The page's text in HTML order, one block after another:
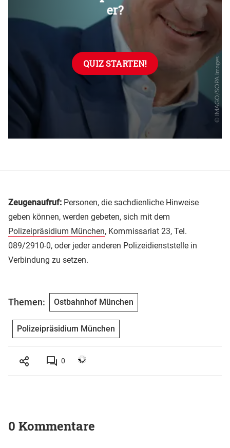
Zeugenaufruf: Personen, die sachdienliche Hinweise
geben können, werden gebeten, sich mit dem
Polizeipräsidium München, Kommissariat 23, Tel.
089/2910-0, oder jeder anderen Polizeidienststelle in
Verbindung zu setzen.
Themen: Ostbahnhof München
Polizeipräsidium München
0
0 Kommentare